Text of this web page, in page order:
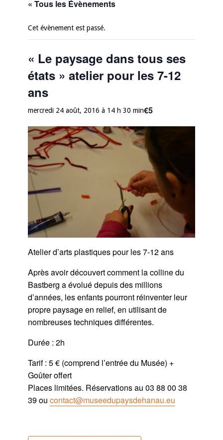
« Tous les Évènements
Cet évènement est passé.
« Le paysage dans tous ses
états » atelier pour les 7-12
ans
mercredi 24 août, 2016 à 14 h 30 min€5
Atelier d’arts plastiques pour les 7-12 ans
Après avoir découvert comment la colline du
Bastberg a évolué depuis des millions
d’années, les enfants pourront réinventer leur
propre paysage en relief, en utilisant de
nombreuses techniques différentes.
Durée : 2h
Tarif : 5 € (comprend l’entrée du Musée) +
Goûter offert
Places limitées. Réservations au 03 88 00 38
39 ou contact@museedupaysdehanau.eu